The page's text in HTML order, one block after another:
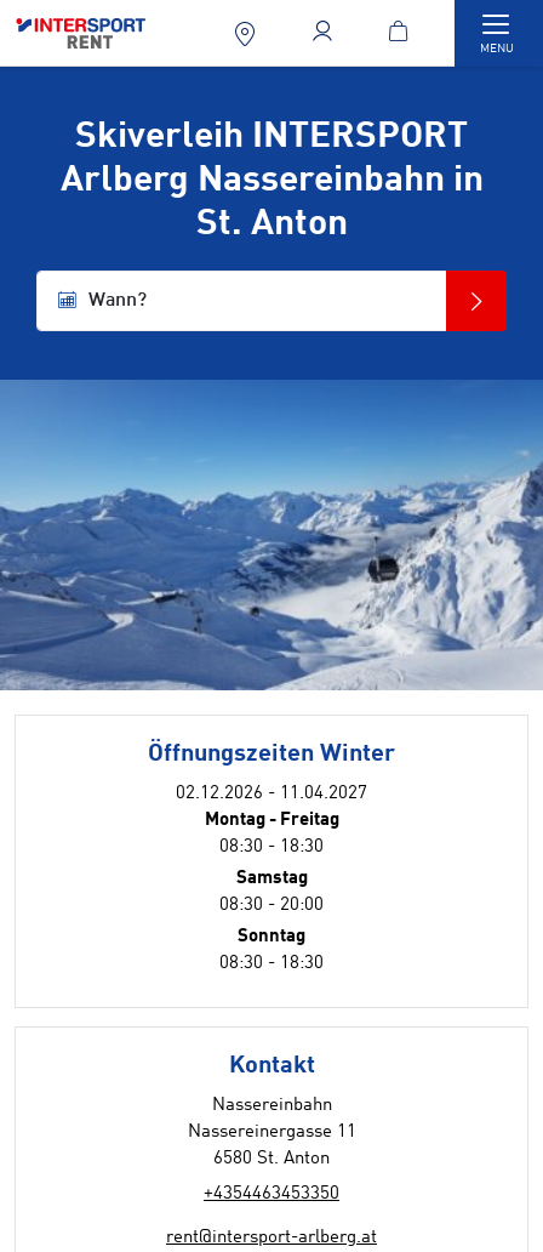
MENU
Skiverleih INTERSPORT
Arlberg Nassereinbahn in
St. Anton
Wann?
Öffnungszeiten Winter
02.12.2026 - 11.04.2027
Montag - Freitag
08:30 - 18:30
Samstag
08:30 - 20:00
Sonntag
08:30 - 18:30
Kontakt
Nassereinbahn
Nassereinergasse 11
6580 St. Anton
+4354463453350
rent@intersport-arlberg.at